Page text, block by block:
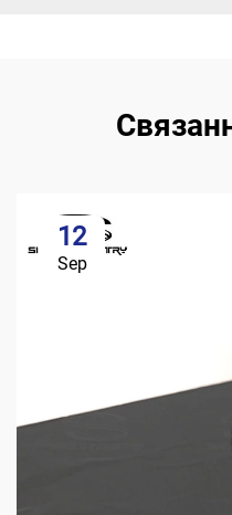
12
Sep